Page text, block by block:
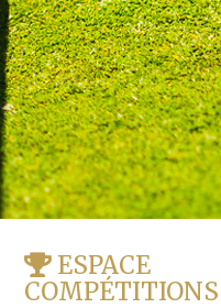
ESPACE
COMPÉTITIONS